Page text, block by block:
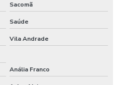
industrial
Sacomã
Saúde
Vila Andrade
Anália Franco